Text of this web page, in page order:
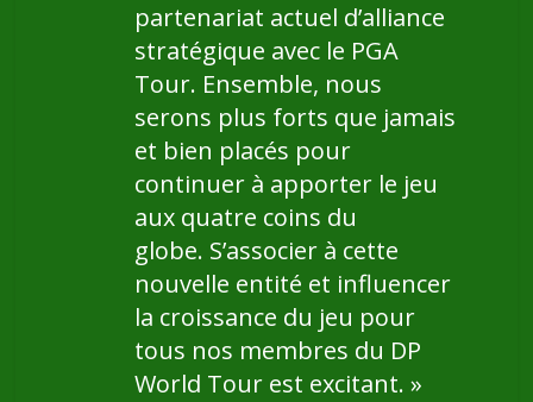
partenariat actuel d’alliance
stratégique avec le PGA
Tour. Ensemble, nous
serons plus forts que jamais
et bien placés pour
continuer à apporter le jeu
aux quatre coins du
globe. S’associer à cette
nouvelle entité et influencer
la croissance du jeu pour
tous nos membres du DP
World Tour est excitant.»